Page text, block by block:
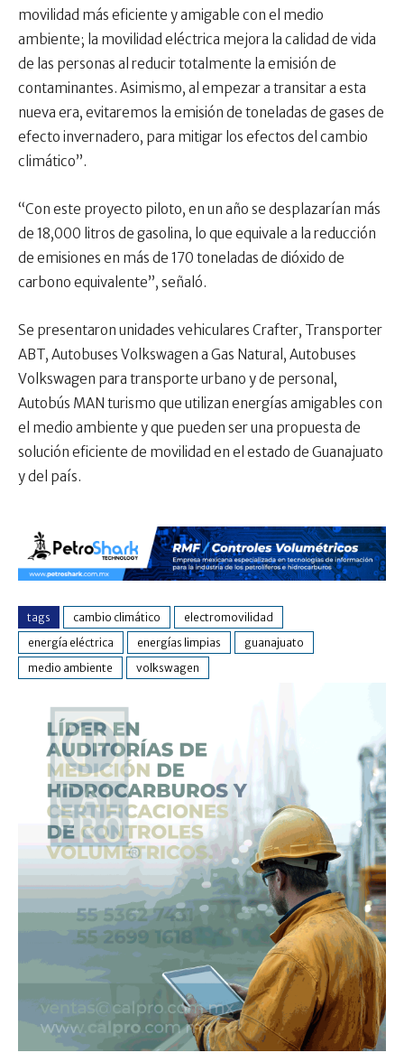
movilidad más eficiente y amigable con el medio
ambiente; la movilidad eléctrica mejora la calidad de vida
de las personas al reducir totalmente la emisión de
contaminantes. Asimismo, al empezar a transitar a esta
nueva era, evitaremos la emisión de toneladas de gases de
efecto invernadero, para mitigar los efectos del cambio
climático”.
“Con este proyecto piloto, en un año se desplazarían más
de 18,000 litros de gasolina, lo que equivale a la reducción
de emisiones en más de 170 toneladas de dióxido de
carbono equivalente”, señaló.
Se presentaron unidades vehiculares Crafter, Transporter
ABT, Autobuses Volkswagen a Gas Natural, Autobuses
Volkswagen para transporte urbano y de personal,
Autobús MAN turismo que utilizan energías amigables con
el medio ambiente y que pueden ser una propuesta de
solución eficiente de movilidad en el estado de Guanajuato
y del país.
tags cambio climático
electromovilidad
energía eléctrica
energías limpias
guanajuato
medio ambiente
volkswagen